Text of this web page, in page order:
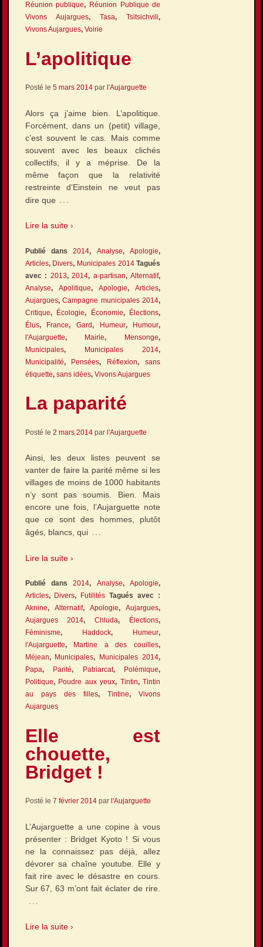
Réunion publique, Réunion Publique de
Vivons Aujargues, Tasa,Tsitsichvili,
Vivons Aujargues, Voirie
L’apolitique
Posté le 5 mars 2014par l'Aujarguette
Alors ça j’aime bien. L’apolitique.
Forcément, dans un (petit) village,
c’est souvent le cas. Mais comme
souvent avec les beaux clichés
collectifs, il y a méprise. De la
même façon que la relativité
restreinte d’Einstein ne veut pas
dire que …
Lire la suite ›
Publié dans2014, Analyse,Apologie,
Articles, Divers, Municipales 2014Tagués
avec : 2013,2014, a-partisan,Alternatif,
Analyse, Apolitique, Apologie,Articles,
Aujargues,Campagne municipales 2014,
Critique, Écologie, Économie, Élections,
Élus, France, Gard, Humeur, Humour,
l'Aujarguette, Mairie, Mensonge,
Municipales, Municipales 2014,
Municipalité, Pensées, Réflexion,sans
étiquette, sans idées, Vivons Aujargues
La paparité
Posté le 2 mars 2014par l'Aujarguette
Ainsi, les deux listes peuvent se
vanter de faire la parité même si les
villages de moins de 1000 habitants
n’y sont pas soumis. Bien. Mais
encore une fois, l’Aujarguette note
que ce sont des hommes, plutôt
âgés, blancs, qui …
Lire la suite ›
Publié dans2014, Analyse,Apologie,
Articles, Divers, Futilités Tagués avec :
Aknine, Alternatif, Apologie,Aujargues,
Aujargues 2014,Chluda, Élections,
Féminisme, Haddock, Humeur,
l'Aujarguette, Martine a des couilles,
Méjean, Municipales, Municipales 2014,
Papa, Parité, Patriarcat, Polémique,
Politique, Poudre aux yeux, Tintin,Tintin
au pays des filles,Tintine,Vivons
Aujargues
Elle est
chouette,
Bridget !
Posté le 7 février 2014par l'Aujarguette
L’Aujarguette a une copine à vous
présenter : Bridget Kyoto ! Si vous
ne la connaissez pas déjà, allez
dévorer sa chaîne youtube. Elle y
fait rire avec le désastre en cours.
Sur 67, 63 m’ont fait éclater de rire.
…
Lire la suite ›